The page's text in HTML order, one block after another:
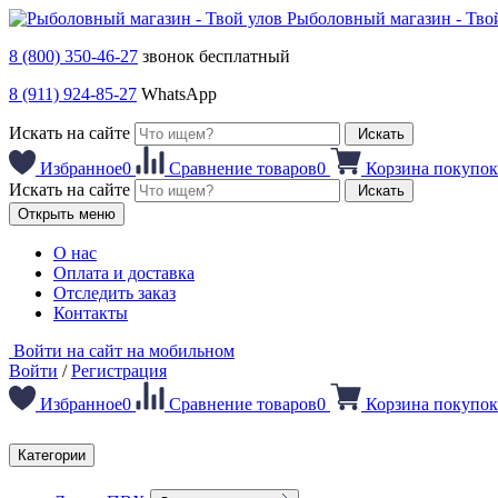
Рыболовный магазин -
8 (800) 350-46-27 звонок бесплатный
8 (911) 924-85-27 WhatsApp
Искать на сайте Искать
Избранное0 Сравнение товаров0 Корзина покупок
Искать на сайте
Искать
Открыть меню
О нас
Оплата и доставка
Отследить заказ
Контакты
Войти на сайт на мобильном
Войти /Регистрация
Избранное0 Сравнение товаров0 Корзина покупок
Категории